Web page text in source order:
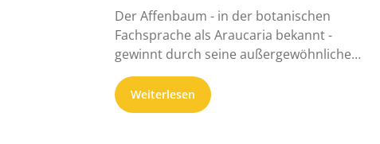
Der Affenbaum - in der botanischen
Fachsprache als Araucaria bekannt -
gewinnt durch seine außergewöhnliche
Optik zunehmend an ...
Weiterlesen